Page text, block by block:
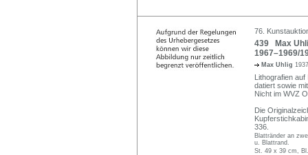
76.
439 Max
1967–1969/
Max Uhlig
Lithografien
datiert sowie
Nicht im WVZ
Die
336.
Blattränder an
u. Blattrand.
St. 49 x 39 cm,